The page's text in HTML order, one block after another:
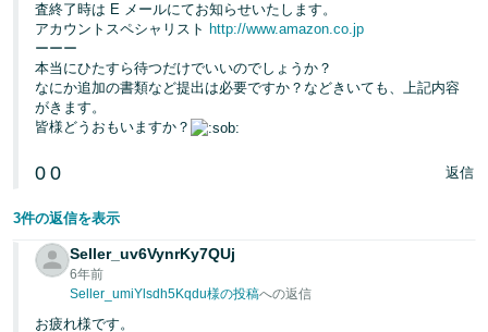
査終了時は E メールにてお知らせいたします。
アカウントスペシャリスト http://www.amazon.co.jp
ーーー
本当にひたすら待つだけでいいのでしょうか？
なにか追加の書類など提出は必要ですか？などきいても、上記内容
がきます。
皆様どうおもいますか？
0 0 返信
3件の返信を表示
Seller_uv6VynrKy7QUj
6年前
Seller_umiYlsdh5Kqdu様の投稿への返信
お疲れ様です。